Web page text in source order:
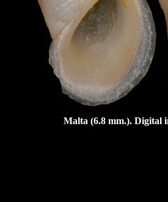
Malta (6.8 mm.). Digital